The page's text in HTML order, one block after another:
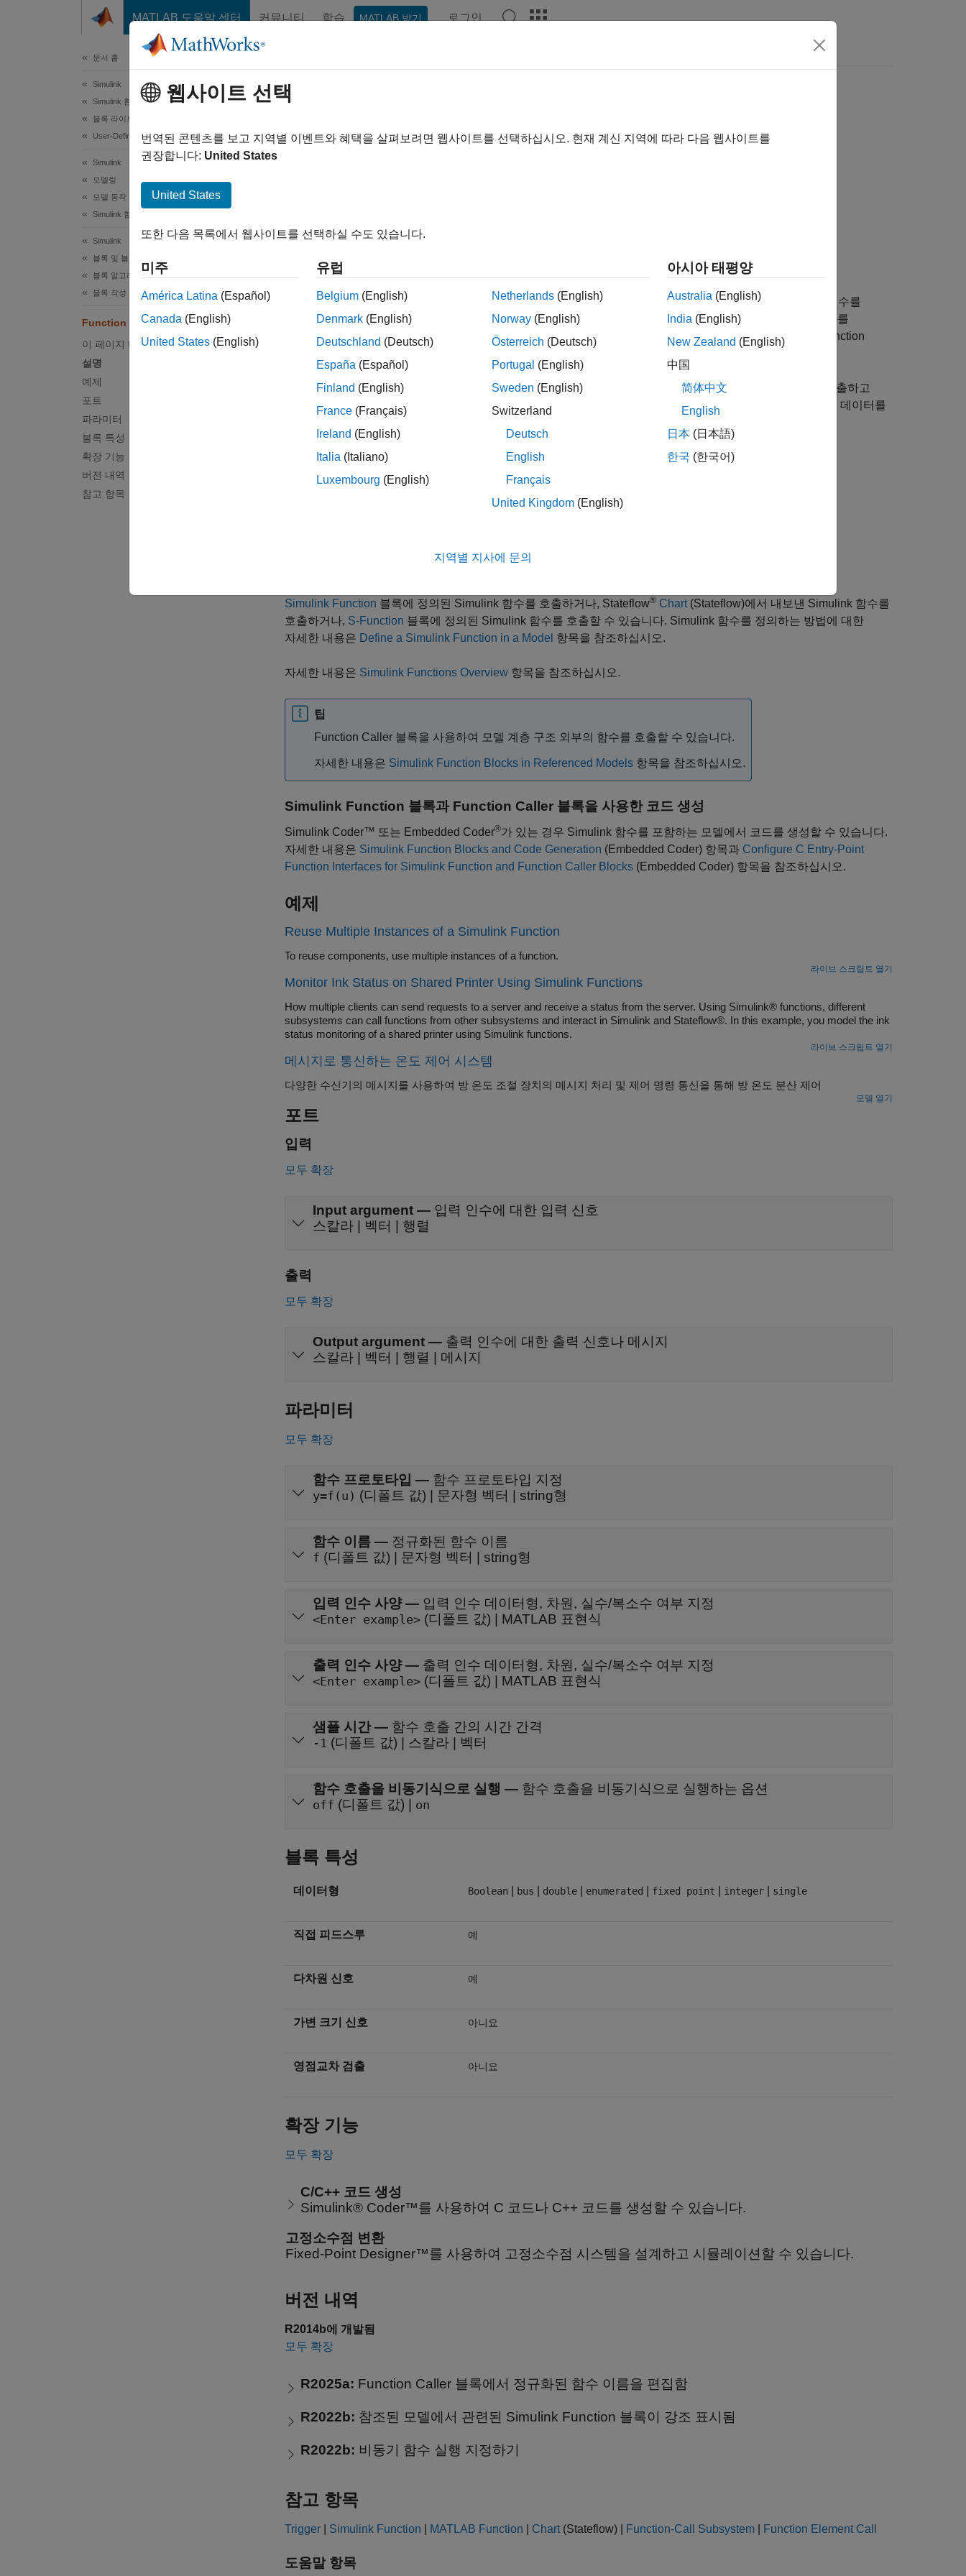
MATLAB 도움말 센터 커뮤니티 학습 MATLAB 받기 로그인
문서 홈
Simulink
Simulink 환경 기본 사항
블록 라이브러리
User-Defined Functions
Simulink
모델링
모델 동작 설계하기
Simulink 함수
Simulink
블록 및 블록셋 작성하기
블록 알고리즘 작성하기
블록 작성 기본 사항
Function Caller
이 페이지 내용
설명
예제
포트
파라미터
블록 특성
확장 기능
버전 내역
참고 항목
Function Caller
Simulink함수 호출
설명
Function Caller블록은 Simulink
함수를 호출하고 실행합니다. Simulink 함수는 함수 이름, 입력 인수, 출력 인수를
포함하는 함수 프로토타입을 지정합니다. 예를 들어,Function Caller 블록이 프로토타입y = f(u)
를 갖는 함수를
호출하면,
Function Caller 블록의 입력은 Simulink 함수의 입력 인수 이고, Simulink 함수의 출력 인수
Function
아래 예시에서,Function Caller Simulink Function블록에 정의된 Simulink 함수y = timestwo(x)
를 호출하고
실행하도록 구성되어 있습니다. 함수 호출을 테스트하기 위해,
블록이 입력 포트
에 연결되어 입력 데이터를
Simulink Function 블록에 정의된 Simulink 함수를 호출하거나, Stateflow® Chart (Stateflow)에서 내보낸 Simulink 함수를
호출하거나, S-Function 블록에 정의된 Simulink 함수를 호출할 수 있습니다. Simulink 함수를 정의하는 방법에 대한
자세한 내용은 Define a Simulink Function in a Model 항목을 참조하십시오.
자세한 내용은 Simulink Functions Overview 항목을 참조하십시오.
팁
Function Caller 블록을 사용하여 모델 계층 구조 외부의 함수를 호출할 수 있습니다.
자세한 내용은 Simulink Function Blocks in Referenced Models 항목을 참조하십시오.
Simulink Function 블록과 Function Caller 블록을 사용한 코드 생성
Simulink Coder™ 또는 Embedded Coder®가 있는 경우 Simulink 함수를 포함하는 모델에서 코드를 생성할 수 있습니다.
자세한 내용은 Simulink Function Blocks and Code Generation (Embedded Coder) 항목과 Configure C Entry-Point
Function Interfaces for Simulink Function and Function Caller Blocks (Embedded Coder) 항목을 참조하십시오.
예제
Reuse Multiple Instances of a Simulink Function
To reuse components, use multiple instances of a function.
라이브 스크립트 열기
Monitor Ink Status on Shared Printer Using Simulink Functions
How multiple clients can send requests to a server and receive a status from the server. Using Simulink® functions, different
subsystems can call functions from other subsystems and interact in Simulink and Stateflow®. In this example, you model the ink
status monitoring of a shared printer using Simulink functions.
라이브 스크립트 열기
메시지로 통신하는 온도 제어 시스템
다양한 수신기의 메시지를 사용하여 방 온도 조절 장치의 메시지 처리 및 제어 명령 통신을 통해 방 온도 분산 제어
모델 열기
포트
입력
모두 확장
Input argument — 입력 인수에 대한 입력 신호
스칼라 | 벡터 | 행렬
출력
모두 확장
Output argument — 출력 인수에 대한 출력 신호나 메시지
스칼라 | 벡터 | 행렬 | 메시지
파라미터
모두 확장
함수 프로토타입 — 함수 프로토타입 지정
y=f(u) (디폴트 값) | 문자형 벡터 | string형
함수 이름 — 정규화된 함수 이름
f (디폴트 값) | 문자형 벡터 | string형
입력 인수 사양— 입력 인수 데이터형, 차원, 실수/복소수 여부 지정
<Enter example> (디폴트 값) | MATLAB 표현식
출력 인수 사양— 출력 인수 데이터형, 차원, 실수/복소수 여부 지정
<Enter example> (디폴트 값) | MATLAB 표현식
샘플 시간— 함수 호출 간의 시간 간격
-1 (디폴트 값) | 스칼라 | 벡터
함수 호출을 비동기식으로 실행 — 함수 호출을 비동기식으로 실행하는 옵션
off (디폴트 값) | on
블록 특성
데이터형 Boolean bus double enumerated fixed point integer single
직접 피드스루 예
다차원 신호 예
가변 크기 신호 아니요
영점교차 검출 아니요
확장 기능
모두 확장
C/C++ 코드 생성
Simulink® Coder™를 사용하여 C 코드나 C++ 코드를 생성할 수 있습니다.
고정소수점 변환
Fixed-Point Designer™를 사용하여 고정소수점 시스템을 설계하고 시뮬레이션할 수 있습니다.
버전 내역
R2014b에 개발됨
모두 확장
R2025a: Function Caller 블록에서 정규화된 함수 이름을 편집함
R2022b: 참조된 모델에서 관련된 Simulink Function 블록이 강조 표시됨
R2022b: 비동기 함수 실행 지정하기
참고 항목
Trigger Simulink Function MATLAB Function Chart (Stateflow) Function-Call Subsystem Function Element Call
도움말 항목
웹사이트 선택
번역된 콘텐츠를 보고 지역별 이벤트와 혜택을 살펴보려면 웹사이트를 선택하십시오. 현재 계신 지역에 따라 다음 웹사이트를
권장합니다: United States
United States
또한 다음 목록에서 웹사이트를 선택하실 수도 있습니다.
미주
América Latina (Español)
Canada (English)
United States (English)
유럽
Belgium (English)
Denmark (English)
Deutschland (Deutsch)
España (Español)
Finland (English)
France (Français)
Ireland (English)
Italia (Italiano)
Luxembourg (English)
Netherlands (English)
Norway (English)
Österreich (Deutsch)
Portugal (English)
Sweden (English)
Switzerland
Deutsch
English
Français
United Kingdom (English)
아시아 태평양
Australia (English)
India (English)
New Zealand (English)
中国
简体中文
English
日本 (日本語)
한국 (한국어)
지역별 지사에 문의